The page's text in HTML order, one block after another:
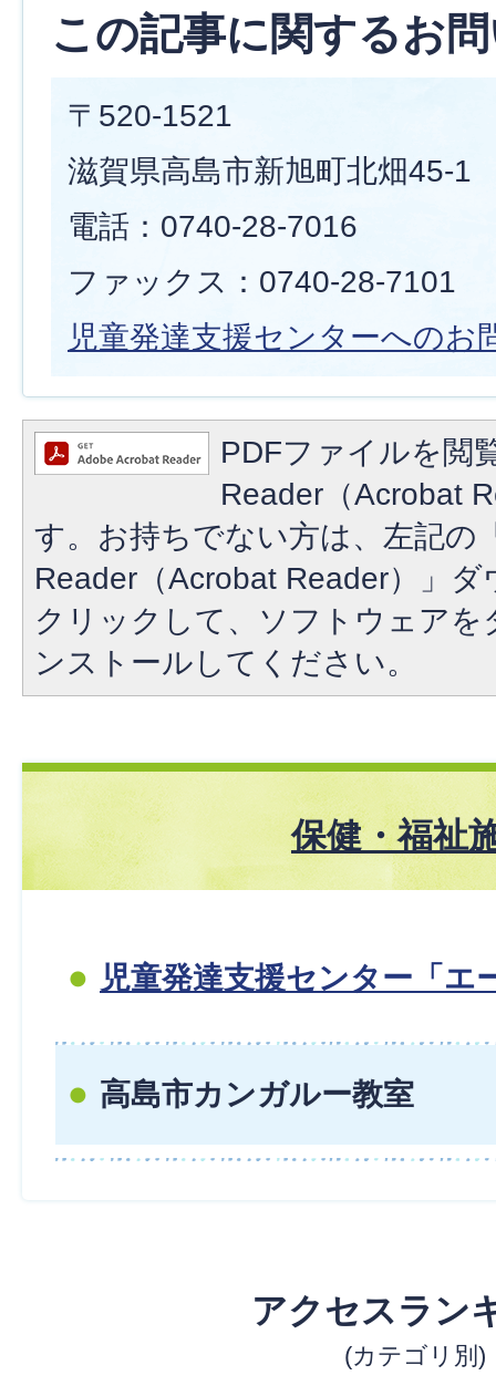
この記事に関するお
〒520-1521
滋賀県高島市新旭町北畑45-1
電話：0740-28-7016
ファックス：0740-28-7101
児童発達支援センターへのお
PDFファイルを閲
Reader（Acrobat
す。お持ちでない方は、左記の
Reader（Acrobat Reader）」
クリックして、ソフトウェア
ンストールしてください。
保健・福祉
児童発達支援センター「エ
高島市カンガルー教室
アクセスラン
(カテゴリ別)